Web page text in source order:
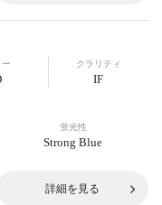
ー クラリティ
IF
蛍光性
Strong Blue
詳細を見る